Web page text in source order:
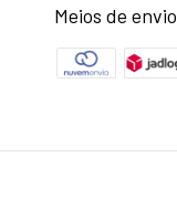
Meios de envio